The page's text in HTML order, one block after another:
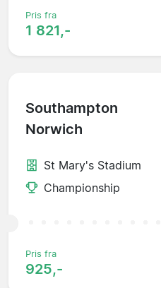
Pris fra
1 821,-
Southampton
Norwich
St Mary's Stadium
Championship
Pris fra
925,-